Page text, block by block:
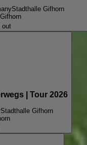
Stadthalle Gifhorn
out
| Tour 2026
Stadthalle Gifhorn